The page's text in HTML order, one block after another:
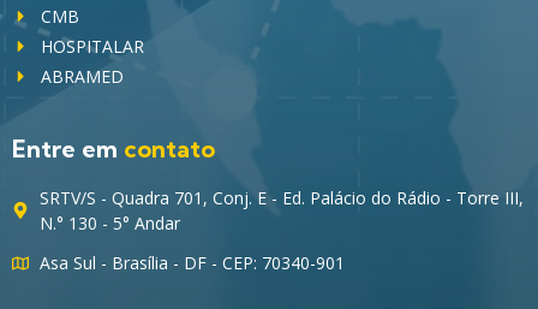
CMB
HOSPITALAR
ABRAMED
Entre em contato
SRTV/S - Quadra 701, Conj. E - Ed. Palácio do Rádio - Torre III,
N.° 130 - 5° Andar
Asa Sul - Brasília - DF - CEP: 70340-901